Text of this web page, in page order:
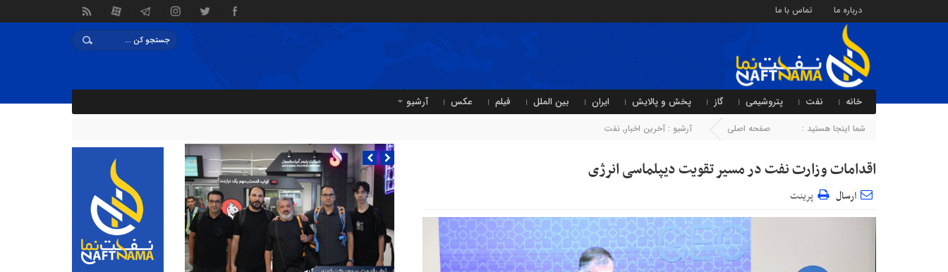
درباره ما تماس با ما
خانه نفت پتروشیمی گاز پخش و پالایش ایران بین الملل فیلم عکس آرشیو
شما اینجا هستید : صفحه اصلی آرشیو : آخرین اخبار, نفت
اقدامات وزارت نفت در مسیر تقویت دیپلماسی انرژی
ارسال پرینت